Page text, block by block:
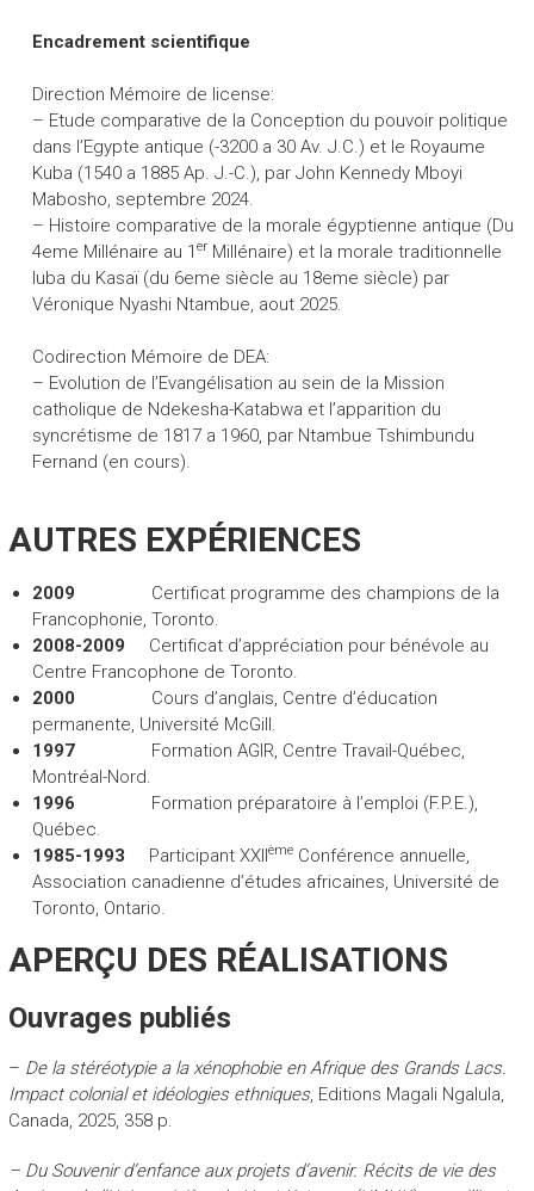
Encadrement scientifique
Direction Mémoire de license:
– Etude comparative de la Conception du pouvoir politique
dans l’Egypte antique (-3200 a 30 Av. J.C.) et le Royaume
Kuba (1540 a 1885 Ap. J.-C.), par John Kennedy Mboyi
Mabosho, septembre 2024.
– Histoire comparative de la morale égyptienne antique (Du
4eme Millénaire au 1 erMillénaire) et la morale traditionnelle
luba du Kasaï (du 6eme siècle au 18eme siècle) par
Véronique Nyashi Ntambue, aout 2025.
Codirection Mémoire de DEA:
– Evolution de l’Evangélisation au sein de la Mission
catholique de Ndekesha-Katabwa et l’apparition du
syncrétisme de 1817 a 1960, par Ntambue Tshimbundu
Fernand (en cours).
AUTRES EXPÉRIENCES
2009 Certificat programme des champions de la
Francophonie, Toronto.
2008-2009 Certificat d’appréciation pour bénévole au
Centre Francophone de Toronto.
2000 Cours d’anglais, Centre d’éducation
permanente, Université McGill.
1997Formation AGIR, Centre Travail-Québec,
Montréal-Nord.
1996 Formation préparatoire à l’emploi (F.P.E.),
Québec.
1985-1993 Participant XXIIèmeConférence annuelle,
Association canadienne d’études africaines, Université de
Toronto, Ontario.
APERÇU DES RÉALISATIONS
Ouvrages publiés
– De la stéréotypie a la xénophobie en Afrique des Grands Lacs.
Impact colonial et idéologies ethniques, Editions Magali Ngalula,
Canada, 2025, 358 p.
– Du Souvenir d’enfance aux projets d’avenir. Récits de vie des